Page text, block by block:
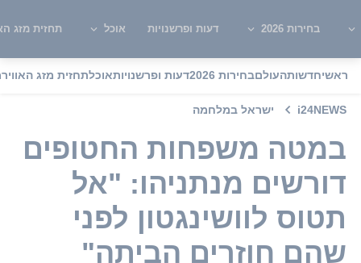
בחירות 2026 דעות ופרשנויות אוכל תחזית מזג
ראשיחדשותהעולםבחירות 2026 דעות ופרשנויותאוכלתחזית מזג האוויר
i24NEWS ישראל במלחמה
במטה משפחות החטופים
דורשים מנתניהו: "אל
תטוס לוושינגטון לפני
שהם חוזרים הביתה"